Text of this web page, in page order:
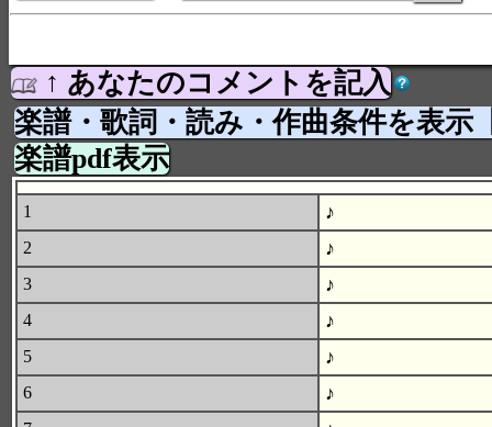
↑ あなたのコメントを記入
楽譜・歌詞・読み・作曲条件を表示
楽譜pdf表示
1 ♪
2 ♪
3 ♪
4 ♪
5 ♪
6 ♪